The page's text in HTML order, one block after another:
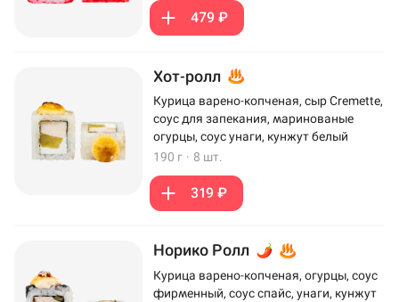
479 ₽
Хот-ролл
Курица варено-копченая, сыр Cremette,
соус для запекания, маринованые
огурцы, соус унаги, кунжут белый
190 г · 8 шт.
319 ₽
Норико Ролл
Курица варено-копченая, огурцы, соус
фирменный, соус спайс, унаги, кунжут